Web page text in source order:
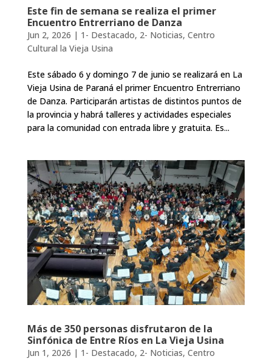
Este fin de semana se realiza el primer
Encuentro Entrerriano de Danza
Jun 2, 2026 | 1- Destacado, 2- Noticias, Centro
Cultural la Vieja Usina
Este sábado 6 y domingo 7 de junio se realizará en La
Vieja Usina de Paraná el primer Encuentro Entrerriano
de Danza. Participarán artistas de distintos puntos de
la provincia y habrá talleres y actividades especiales
para la comunidad con entrada libre y gratuita. Es...
Más de 350 personas disfrutaron de la
Sinfónica de Entre Ríos en La Vieja Usina
Jun 1, 2026 | 1- Destacado, 2- Noticias, Centro